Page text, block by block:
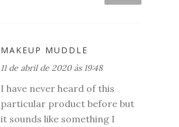
MAKEUP MUDDLE
11 de abril de 2020 às 19:48
I have never heard of this
particular product before but
it sounds like something I